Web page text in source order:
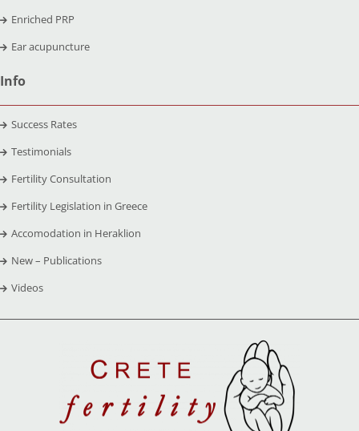
Enriched PRP
Ear acupuncture
Info
Success Rates
Testimonials
Fertility Consultation
Fertility Legislation in Greece
Accomodation in Heraklion
New – Publications
Videos